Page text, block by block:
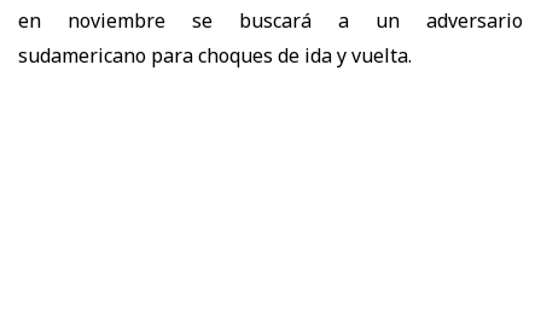
en noviembre se buscará a un adversario
sudamericano para choques de ida y vuelta.